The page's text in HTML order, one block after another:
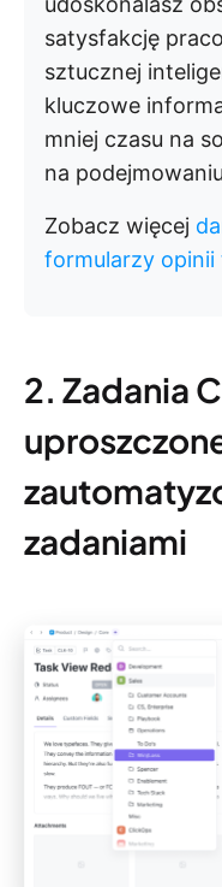
satysfakcję
sztucznej
kluczowe
mniej czasu na
na
Zobacz więcej
formularzy opinii
2. Zadania
zadaniami